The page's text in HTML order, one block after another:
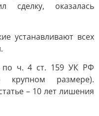
сделку, оказалась
устанавливают всех
по ч. 4 ст. 159 УК РФ
крупном размере).
– 10 лет лишения